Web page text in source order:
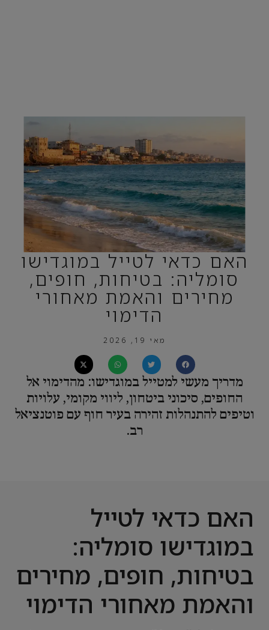
האם כדאי לטייל במוגדישו
סומליה: בטיחות, חופים,
מחירים והאמת מאחורי
הדימוי
מאי 19, 2026
מדריך מעשי למטייל במוגדישו: מהדימוי אל
החופים, סיכוני ביטחון, ליווי מקומי, עלויות
וטיפים להתנהלות זהירה בעיר חוף עם פוטנציאל
רב.
האם כדאי לטייל
במוגדישו סומליה:
בטיחות, חופים, מחירים
והאמת מאחורי הדימוי